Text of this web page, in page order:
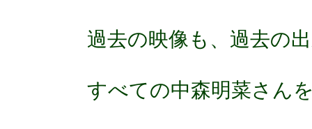
過去の映像も、過去の
すべての中森明菜さん